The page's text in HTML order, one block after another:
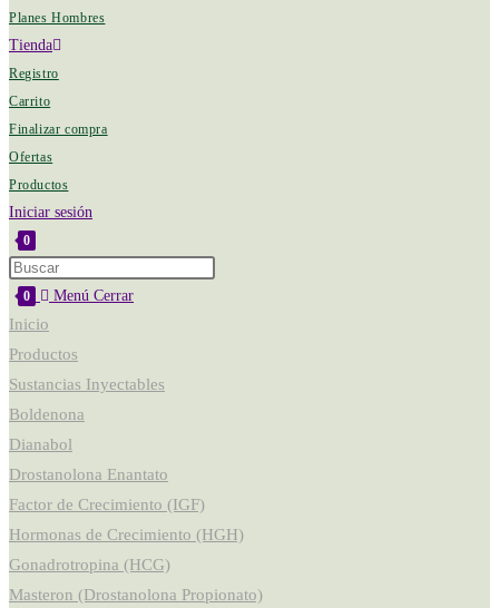
Planes Hombres
Tienda
Registro
Carrito
Finalizar compra
Ofertas
Productos
Iniciar sesión
0
0 Menú Cerrar
Inicio
Productos
Sustancias Inyectables
Boldenona
Dianabol
Drostanolona Enantato
Factor de Crecimiento (IGF)
Hormonas de Crecimiento (HGH)
Gonadrotropina (HCG)
Masteron (Drostanolona Propionato)